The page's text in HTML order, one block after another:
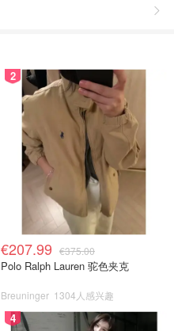
2
€207.99 €375.00
Polo Ralph Lauren 驼色夹克
Breuninger 1304人感兴趣
4